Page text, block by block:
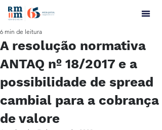
A resolução normativa
ANTAQ nº 18/2017 e a
possibilidade de spread
cambial para a cobrança
de valore
6 min de leitura